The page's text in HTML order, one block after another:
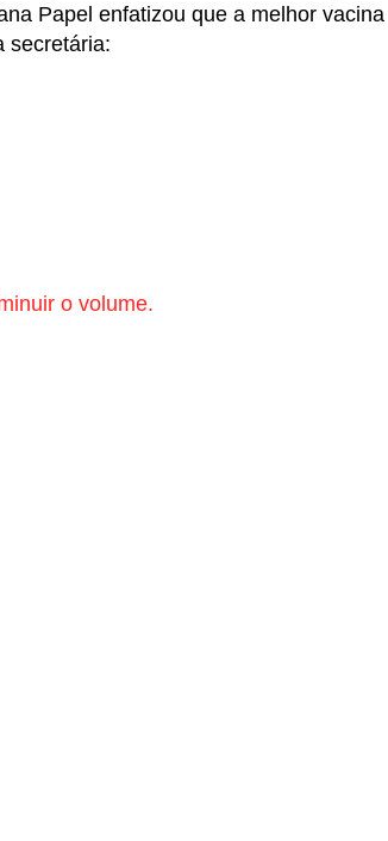
Papel enfatizou que a melhor vacina
secretária:
o volume.